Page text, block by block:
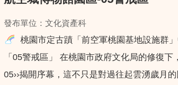
發布單位：文化資產科
桃園市定古蹟「前空軍桃園基地設施群
「05警戒區」 在桃園市政府文化局的修復
05››揭開序幕，這不只是對過往起雲湧歲月